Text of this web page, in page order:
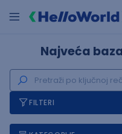
Najveća
FILTERI